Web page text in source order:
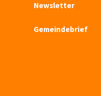
Newsletter
Gemeindebrief